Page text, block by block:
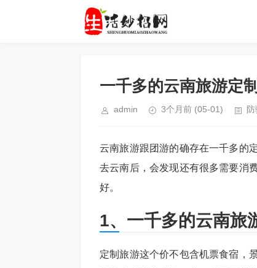
一千多的云南旅游定
admin 3个月前 (05-01)
云南旅游跟团游的确存在一千多的
去云南后，会发现还有很多需要消
好。
1、一千多的云南旅
定制旅游这个价不包含机票食宿，